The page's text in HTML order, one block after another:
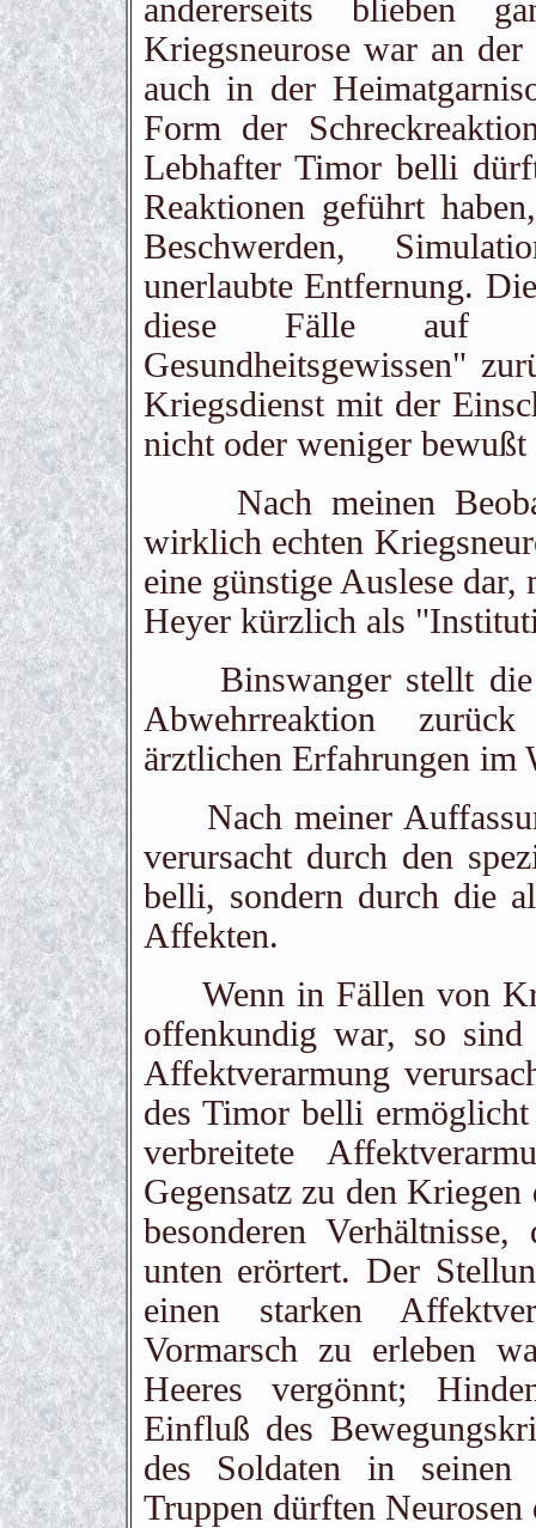
andererseits blieben
Kriegsneurose war an
auch in der
Form der
Lebhafter Timor belli
Reaktionen geführt
Beschwerden,
unerlaubte Entfernung.
diese Fälle auf
Gesundheitsgewissen"
Kriegsdienst mit der
nicht oder weniger bewußt
Nach meinen
wirklich echten
eine günstige Auslese dar,
Heyer kürzlich als
Binswanger stellt die
Abwehrreaktion
ärztlichen Erfahrungen im
Nach meiner
verursacht durch den
belli, sondern durch die
Affekten.
Wenn in Fällen von
offenkundig war, so
Affektverarmung
des Timor belli
verbreitete
Gegensatz zu den
besonderen
unten erörtert. Der
einen starken
Vormarsch zu erleben
Heeres vergönnt;
Einfluß des
des Soldaten in seinen
Truppen dürften